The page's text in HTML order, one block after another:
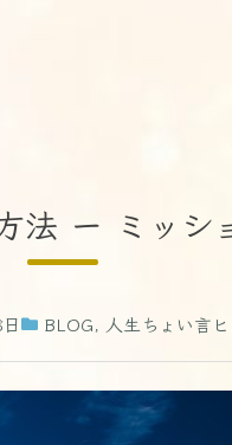
法 ー ミッシ
BLOG, 人生ちょい言ヒ